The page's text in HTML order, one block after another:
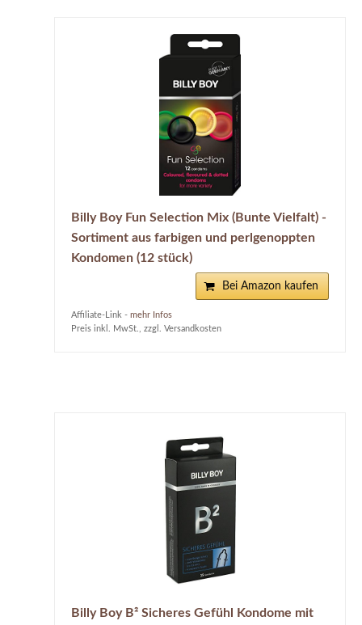
Billy Boy Fun Selection Mix (Bunte Vielfalt) -
Sortiment aus farbigen und perlgenoppten
Kondomen (12 stück)
Bei Amazon kaufen
Affiliate-Link - mehr Infos
Preis inkl. MwSt., zzgl. Versandkosten
Billy Boy B² Sicheres Gefühl Kondome mit